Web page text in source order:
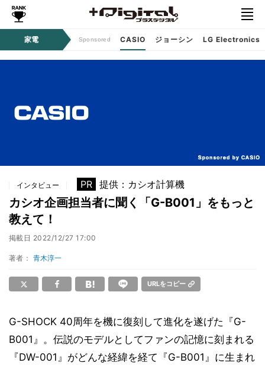
家電
タルコンテンツ Sponsored CASIO ジョーシン LG Electronics
インタビュー PR 提供：カシオ計算機
カシオ企画担当者に聞く「G-B001」をもっと
教えて！
掲載日 2022/12/27 17:00
著者： 青木淳一
URLをコピー
G-SHOCK 40周年を機に復刻して進化を遂げた『G-
B001』。伝説のモデルとしてファンの記憶に刻まれる
『DW-001』がどんな経緯を経て『G-B001』に生まれ